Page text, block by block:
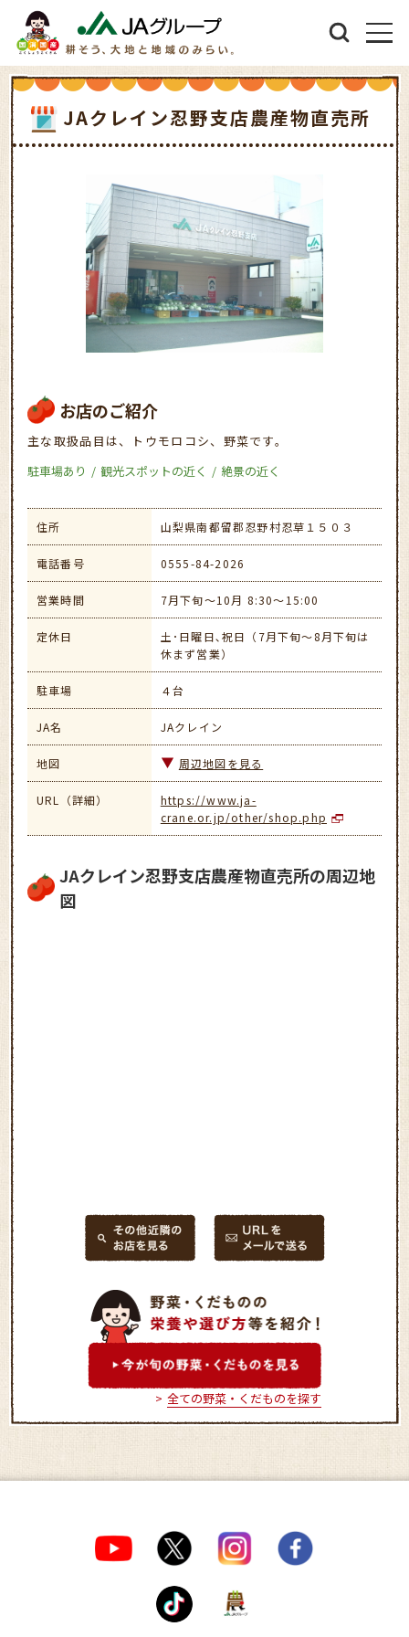
JAクレイン忍野支店農産物直売所
お店のご紹介
主な取扱品目は、トウモロコシ、野菜です。
駐車場あり
観光スポットの近く 絶景の近く
住所 山梨県南都留郡忍野村忍草１５０３
電話番号 0555-84-2026
営業時間 7月下旬～10月 8:30～15:00
定休日
土･日曜日､祝日（7月下旬～8月下旬は
休まず営業）
駐車場 ４台
JA名 JAクレイン
地図 周辺地図を見る
URL（詳細）
https://www.ja-
crane.or.jp/other/shop.php
JAクレイン忍野支店農産物直売所の周辺地
図
全ての野菜・くだものを探す